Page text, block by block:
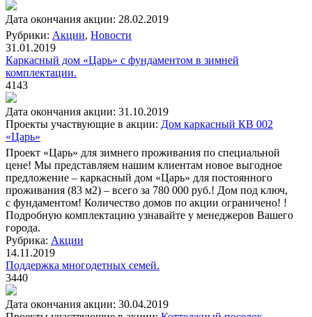
Дата окончания акции: 28.02.2019
Рубрики: Акции, Новости
31.01.2019
Каркасный дом «Царь» с фундаментом в зимней
комплектации.
4143
Дата окончания акции: 31.10.2019
Проекты участвующие в акции: Дом каркасный КВ 002
«Царь»
Проект «Царь» для зимнего проживания по специальной
цене! Мы представляем нашим клиентам новое выгодное
предложение – каркасный дом «Царь» для постоянного
проживания (83 м2) – всего за 780 000 руб.! Дом под ключ,
с фундаментом! Количество домов по акции ограничено! !
Подробную комплектацию узнавайте у менеджеров Вашего
города.
Рубрика: Акции
14.11.2019
Поддержка многодетных семей.
3440
Дата окончания акции: 30.04.2019